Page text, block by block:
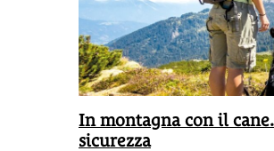
In montagna con il
sicurezza